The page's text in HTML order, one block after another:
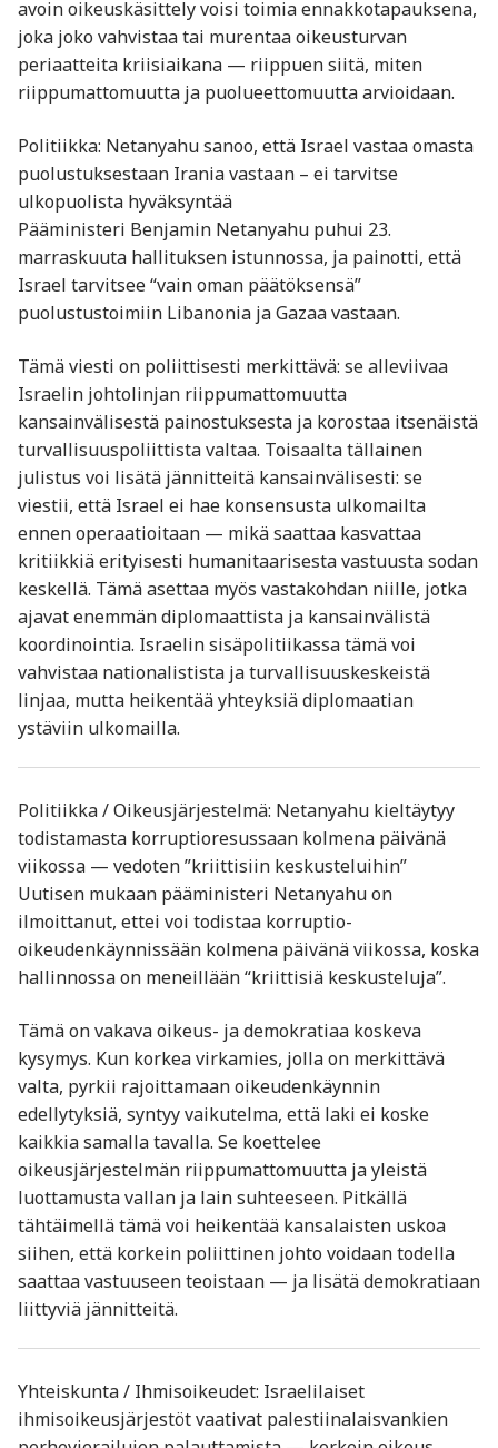
avoin oikeuskäsittely voisi toimia ennakkotapauksena,
joka joko vahvistaa tai murentaa oikeusturvan
periaatteita kriisiaikana — riippuen siitä, miten
riippumattomuutta ja puolueettomuutta arvioidaan.
Politiikka: Netanyahu sanoo, että Israel vastaa omasta
puolustuksestaan Irania vastaan – ei tarvitse
ulkopuolista hyväksyntää
Pääministeri Benjamin Netanyahu puhui 23.
marraskuuta hallituksen istunnossa, ja painotti, että
Israel tarvitsee “vain oman päätöksensä”
puolustustoimiin Libanonia ja Gazaa vastaan.
Tämä viesti on poliittisesti merkittävä: se alleviivaa
Israelin johtolinjan riippumattomuutta
kansainvälisestä painostuksesta ja korostaa itsenäistä
turvallisuuspoliittista valtaa. Toisaalta tällainen
julistus voi lisätä jännitteitä kansainvälisesti: se
viestii, että Israel ei hae konsensusta ulkomailta
ennen operaatioitaan — mikä saattaa kasvattaa
kritiikkiä erityisesti humanitaarisesta vastuusta sodan
keskellä. Tämä asettaa myös vastakohdan niille, jotka
ajavat enemmän diplomaattista ja kansainvälistä
koordinointia. Israelin sisäpolitiikassa tämä voi
vahvistaa nationalistista ja turvallisuuskeskeistä
linjaa, mutta heikentää yhteyksiä diplomaatian
ystäviin ulkomailla.
Politiikka / Oikeusjärjestelmä: Netanyahu kieltäytyy
todistamasta korruptioresussaan kolmena päivänä
viikossa — vedoten ”kriittisiin keskusteluihin”
Uutisen mukaan pääministeri Netanyahu on
ilmoittanut, ettei voi todistaa korruptio-
oikeudenkäynnissään kolmena päivänä viikossa, koska
hallinnossa on meneillään “kriittisiä keskusteluja”.
Tämä on vakava oikeus- ja demokratiaa koskeva
kysymys. Kun korkea virkamies, jolla on merkittävä
valta, pyrkii rajoittamaan oikeudenkäynnin
edellytyksiä, syntyy vaikutelma, että laki ei koske
kaikkia samalla tavalla. Se koettelee
oikeusjärjestelmän riippumattomuutta ja yleistä
luottamusta vallan ja lain suhteeseen. Pitkällä
tähtäimellä tämä voi heikentää kansalaisten uskoa
siihen, että korkein poliittinen johto voidaan todella
saattaa vastuuseen teoistaan — ja lisätä demokratiaan
liittyviä jännitteitä.
Yhteiskunta / Ihmisoikeudet: Israelilaiset
ihmisoikeusjärjestöt vaativat palestiinalaisvankien